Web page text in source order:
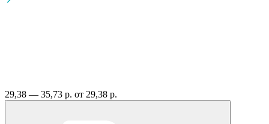
29,38 — 35,73 р. от 29,38 р.